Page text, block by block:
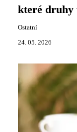
které druhy
Ostatní
24. 05. 2026